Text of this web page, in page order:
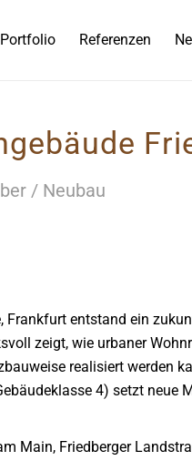
Portfolio Referenzen
/ Neubau
Frankfurt entstand ein
zeigt, wie urbaner
realisiert werden
4) setzt neue
Main, Friedberger